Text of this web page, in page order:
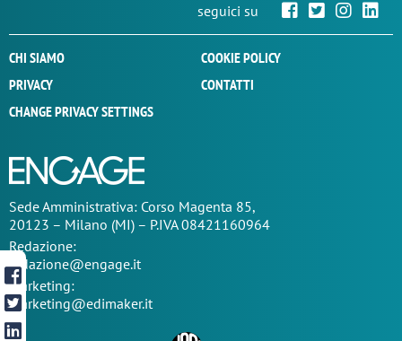
seguici su
CHI SIAMO
COOKIE POLICY
PRIVACY
CONTATTI
CHANGE PRIVACY SETTINGS
SedeAmministrativa: Corso Magenta 85,
20123 – Milano (MI) – P.IVA 08421160964
Redazione:
redazione@engage.it
Marketing:
marketing@edimaker.it